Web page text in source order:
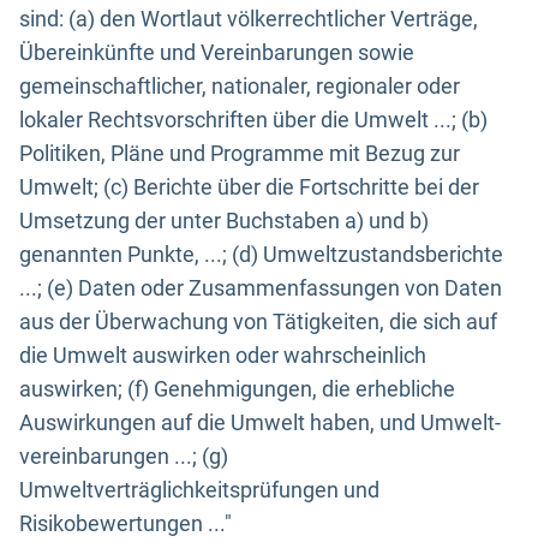
sind: (a) den Wortlaut völkerrechtlicher Verträge,
Übereinkünfte und Vereinbarungen sowie
gemeinschaftlicher, nationaler, regionaler oder
lokaler Rechtsvorschriften über die Umwelt ...; (b)
Politiken, Pläne und Programme mit Bezug zur
Umwelt; (c) Berichte über die Fortschritte bei der
Umsetzung der unter Buchstaben a) und b)
genannten Punkte, ...; (d) Umweltzustandsberichte
...; (e) Daten oder Zusammenfassungen von Daten
aus der Überwachung von Tätigkeiten, die sich auf
die Umwelt auswirken oder wahrscheinlich
auswirken; (f) Genehmigungen, die erhebliche
Auswirkungen auf die Umwelt haben, und Umwelt-
vereinbarungen ...; (g)
Umweltverträglichkeitsprüfungen und
Risikobewertungen ..."